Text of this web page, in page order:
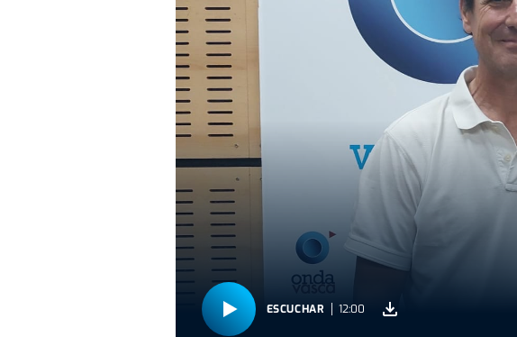
ESCUCHAR 12:00